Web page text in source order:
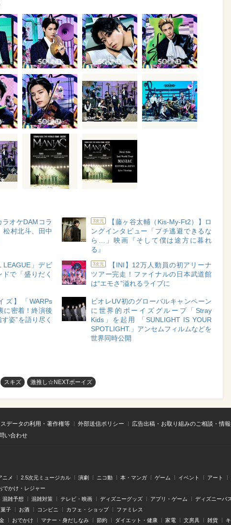
ラオケDAMコラ
松村北斗、田中
3次元
【藤ヶ谷太輔（Kis-My-Ft2）】ロ
ングインタビュー「プチ逃避できるな
ら…」映画『そして僕は途方に暮れ
る』
LEAGUE」デビ
で「盛りだく
3次元
【INI】12万人動員の初アリーナ
ツアー完走！ファイナルの日本武道館
は“エモさ”溢れるライブに
ズ】「WARPs
に密着！終演後
姿”を語り尽く
ビオレUV初のグローバルキャンペーン
に世界的ボーイズグループ「Stray
Kids」を起用 「SUNLIGHT IS YOUR
SPOTLIGHT.」アンセムフィルムなどを
世界同時公開
スキズ 激推し☆NEXTボーイズ
データの利用・著作権等 外部送信ポリシー
広告出稿・お取り組みのご相談・情
い合わせ
ニメ 2.5次元ミュージカル 演劇 ニコ動 本・マンガ ゲーム イベント アート
でかけ・レジャー
混雑予想 混雑対策 テレビ・映画 ディズニーグッズ アプリ・ゲーム ディズニーパス
菓子 お酒 コンビニ カフェ・ショップ ファミレス
おでかけ マナー・身だしなみ 節約 ダイエット・健康 家電 文房具 雑貨